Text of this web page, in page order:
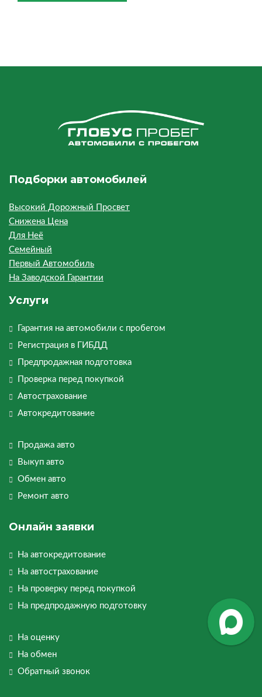
Подборки автомобилей
Высокий Дорожный Просвет
Снижена Цена
Для Неё
Семейный
Первый Автомобиль
На Заводской Гарантии
Услуги
Гарантия на автомобили с пробегом
Регистрация в ГИБДД
Предпродажная подготовка
Проверка перед покупкой
Автострахование
Автокредитование
Продажа авто
Выкуп авто
Обмен авто
Ремонт авто
Онлайн заявки
На автокредитование
На автострахование
На проверку перед покупкой
На предпродажную подготовку
На оценку
На обмен
Обратный звонок